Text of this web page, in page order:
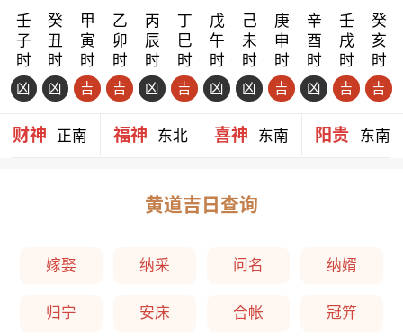
壬
子
时
凶
癸
丑
时
凶
甲
寅
时
吉
乙
卯
时
吉
丙
辰
时
凶
丁
巳
时
吉
戊
午
时
凶
己
未
时
凶
庚
申
时
吉
辛
酉
时
凶
壬
戌
时
吉
癸
亥
时
吉
财神 正南 福神 东北 喜神 东南 阳贵 东南
黄道吉日查询
嫁娶 纳采 问名 纳婿
归宁 安床 合帐 冠笄